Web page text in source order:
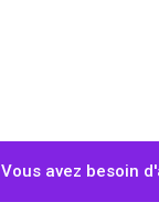
Vous avez besoin